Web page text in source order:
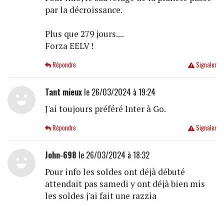
par la décroissance.
Plus que 279 jours....
Forza EELV !
Signaler
Répondre
Tant mieuxle 26/03/2024 à 19:24
J'ai toujours préféré Inter à Go.
Signaler
Répondre
John-698 le 26/03/2024 à 18:32
Pour info les soldes ont déjà débuté
attendait pas samedi y ont déjà bien mis
les soldes j'ai fait une razzia